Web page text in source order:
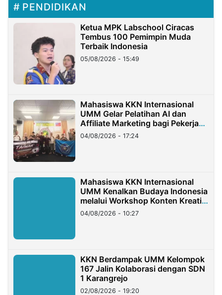
PENDIDIKAN
Ketua MPK Labschool Ciracas
Tembus 100 Pemimpin Muda
Terbaik Indonesia
05/08/2026 - 15:49
Mahasiswa KKN Internasional
UMM Gelar Pelatihan AI dan
Affiliate Marketing bagi Pekerja
Migran Indonesia di Taiwan
04/08/2026 - 17:24
Mahasiswa KKN Internasional
UMM Kenalkan Budaya Indonesia
melalui Workshop Konten Kreatif
di Taiwan
04/08/2026 - 10:27
KKN Berdampak UMM Kelompok
167 Jalin Kolaborasi dengan SDN
1 Karangrejo
02/08/2026 - 19:20